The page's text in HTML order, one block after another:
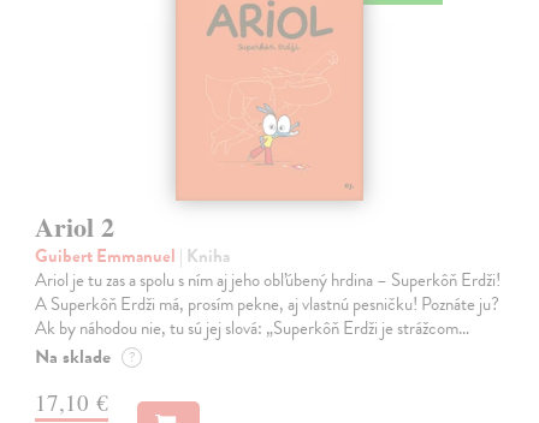
Ariol 2
Guibert Emmanuel | Kniha
Ariol je tu zas a spolu s ním aj jeho obľúbený hrdina – Superkôň Erdži!
A Superkôň Erdži má, prosím pekne, aj vlastnú pesničku! Poznáte ju?
Ak by náhodou nie, tu sú jej slová: „Superkôň Erdži je strážcom…
Na sklade ?
17,10 €